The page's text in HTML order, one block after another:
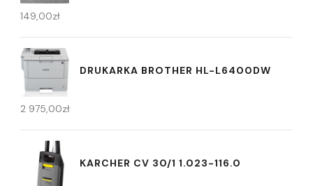
149,00zł
DRUKARKA BROTHER HL-L6400DW
2 975,00zł
KARCHER CV 30/1 1.023-116.0